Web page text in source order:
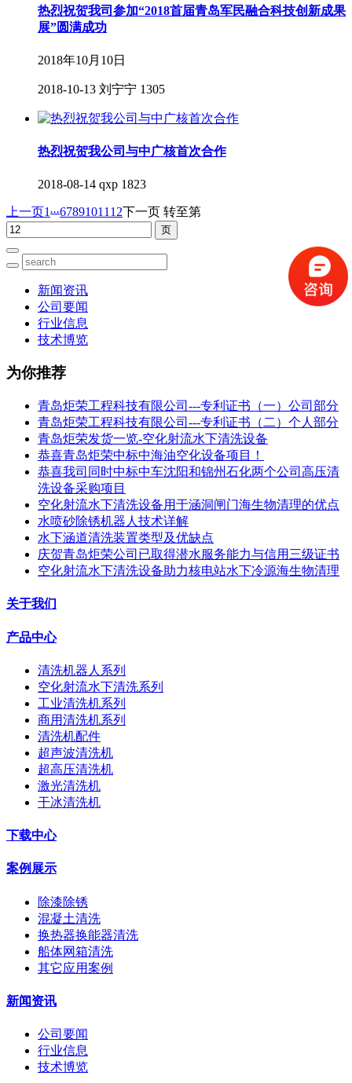
热烈祝贺我司参加“2018首届青岛军民融合科技创新成果
展”圆满成功
2018年10月10日
2018-10-13 刘宁宁 1305
热烈祝贺我公司与中广核首次合作
2018-08-14 qxp 1823
上一页1...67891011 12下一页 转至第
新闻资讯
公司要闻
行业信息
技术博览
为你推荐
青岛炬荣工程科技有限公司---专利证书（一）公司部分
青岛炬荣工程科技有限公司---专利证书（二）个人部分
青岛炬荣发货一览-空化射流水下清洗设备
恭喜青岛炬荣中标中海油空化设备项目！
恭喜我司同时中标中车沈阳和锦州石化两个公司高压清
洗设备采购项目
空化射流水下清洗设备用于涵洞闸门海生物清理的优点
水喷砂除锈机器人技术详解
水下涵道清洗装置类型及优缺点
庆贺青岛炬荣公司已取得潜水服务能力与信用三级证书
空化射流水下清洗设备助力核电站水下冷源海生物清理
关于我们
产品中心
清洗机器人系列
空化射流水下清洗系列
工业清洗机系列
商用清洗机系列
清洗机配件
超声波清洗机
超高压清洗机
激光清洗机
干冰清洗机
下载中心
案例展示
除漆除锈
混凝土清洗
换热器换能器清洗
船体网箱清洗
其它应用案例
新闻资讯
公司要闻
行业信息
技术博览